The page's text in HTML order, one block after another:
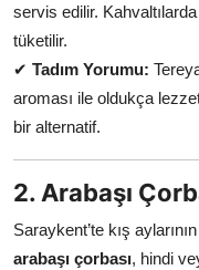
servis edilir.
tüketilir.
✔ Tadım Yorumu:
aroması ile oldukça
bir alternatif.
2. Arabaşı
Saraykent’te kış
arabaşı çorbası, hindi